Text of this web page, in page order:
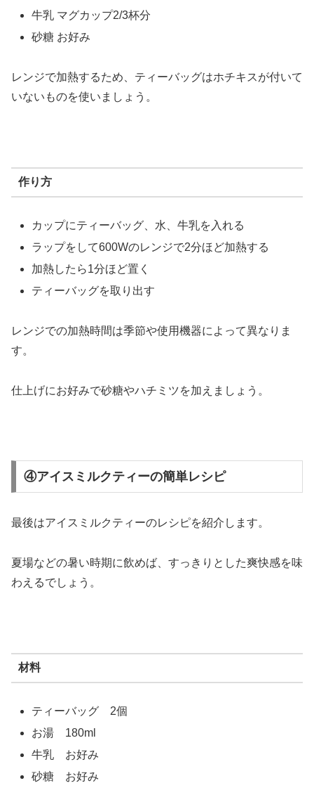
牛乳 マグカップ2/3杯分
砂糖 お好み
レンジで加熱するため、ティーバッグはホチキスが付いて
いないものを使いましょう。
作り方
カップにティーバッグ、水、牛乳を入れる
ラップをして600Wのレンジで2分ほど加熱する
加熱したら1分ほど置く
ティーバッグを取り出す
レンジでの加熱時間は季節や使用機器によって異なりま
す。
仕上げにお好みで砂糖やハチミツを加えましょう。
④アイスミルクティーの簡単レシピ
最後はアイスミルクティーのレシピを紹介します。
夏場などの暑い時期に飲めば、すっきりとした爽快感を味
わえるでしょう。
材料
ティーバッグ 2個
お湯 180ml
牛乳 お好み
砂糖 お好み